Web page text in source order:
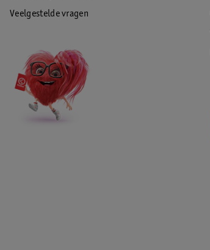
Veelgestelde vragen